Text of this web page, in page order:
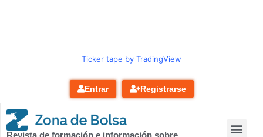
Ticker tape by TradingView
Entrar Registrarse
Revista de formación e información sobre